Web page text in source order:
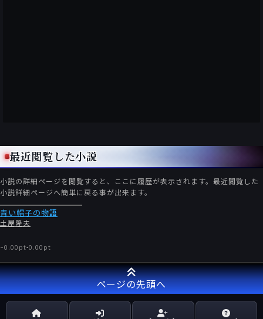
最近閲覧した小説
小説の詳細ページを閲覧すると、ここに履歴が表示されます。最近閲覧した
小説詳細ページへ簡単に戻る事が出来ます。
青い帽子の物語
土屋隆夫
-0.00pt-0.00pt
ページの先頭へ